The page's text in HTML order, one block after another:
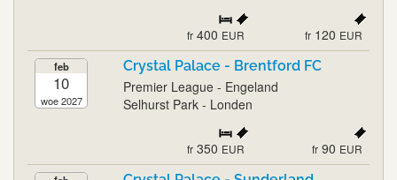
fr 400 EUR fr 120 EUR
feb
10
woe 2027
Crystal Palace - Brentford FC
Premier League - Engeland
Selhurst Park - Londen
fr 350 EUR fr 90 EUR